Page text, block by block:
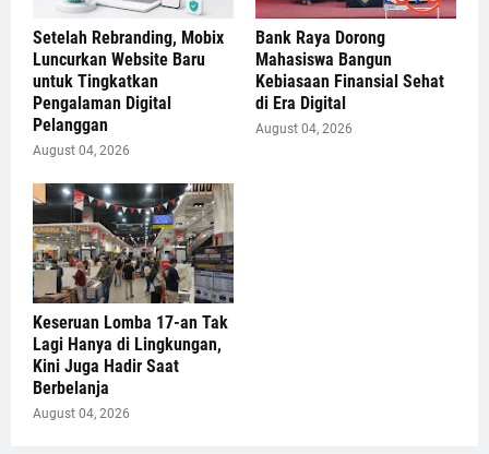
Setelah Rebranding, Mobix
Luncurkan Website Baru
untuk Tingkatkan
Pengalaman Digital
Pelanggan
August 04, 2026
Bank Raya Dorong
Mahasiswa Bangun
Kebiasaan Finansial Sehat
di Era Digital
August 04, 2026
Keseruan Lomba 17-an Tak
Lagi Hanya di Lingkungan,
Kini Juga Hadir Saat
Berbelanja
August 04, 2026